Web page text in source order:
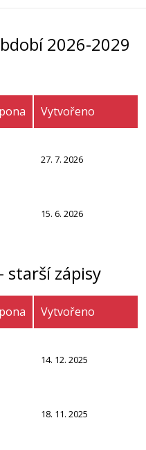
2026-2029
Vytvořeno
27. 7. 2026
15. 6. 2026
starší zápisy
Vytvořeno
14. 12. 2025
18. 11. 2025